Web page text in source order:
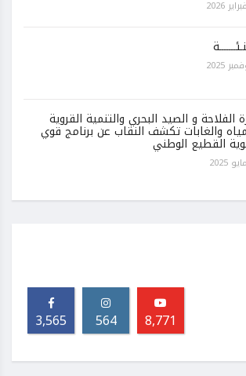
الفلاحة و الصيد البحري والتنمية القروية
والغابات تكشف النقاب عن برنامج قوي
القطيع الوطني
3,565 564 8,771